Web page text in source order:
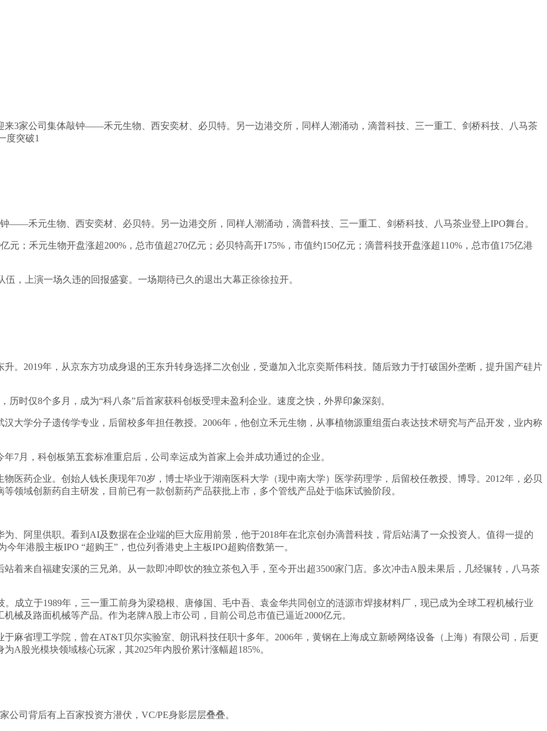
来3家公司集体敲钟——禾元生物、西安奕材、必贝特。另一边港交所，同样人潮涌动，滴普科技、三一重工、剑桥科技、八马茶
度突破1
——禾元生物、西安奕材、必贝特。另一边港交所，同样人潮涌动，滴普科技、三一重工、剑桥科技、八马茶业登上IPO舞台。
元；禾元生物开盘涨超200%，总市值超270亿元；必贝特高开175%，市值约150亿元；滴普科技开盘涨超110%，总市值175亿港
，上演一场久违的回报盛宴。一场期待已久的退出大幕正徐徐拉开。
。2019年，从京东方功成身退的王东升转身选择二次创业，受邀加入北京奕斯伟科技。随后致力于打破国外垄断，提升国产硅片
历时仅8个多月，成为“科八条”后首家获科创板受理未盈利企业。速度之快，外界印象深刻。
大学分子遗传学专业，后留校多年担任教授。2006年，他创立禾元生物，从事植物源重组蛋白表达技术研究与产品开发，业内称
7月，科创板第五套标准重启后，公司幸运成为首家上会并成功通过的企业。
医药企业。创始人钱长庚现年70岁，博士毕业于湖南医科大学（现中南大学）医学药理学，后留校任教授、博导。2012年，必贝
领域创新药自主研发，目前已有一款创新药产品获批上市，多个管线产品处于临床试验阶段。
、阿里供职。看到AI及数据在企业端的巨大应用前景，他于2018年在北京创办滴普科技，背后站满了一众投资人。值得一提的
年港股主板IPO “超购王”，也位列香港史上主板IPO超购倍数第一。
着来自福建安溪的三兄弟。从一款即冲即饮的独立茶包入手，至今开出超3500家门店。多次冲击A股未果后，几经辗转，八马茶
成立于1989年，三一重工前身为梁稳根、唐修国、毛中吾、袁金华共同创立的涟源市焊接材料厂，现已成为全球工程机械行业
械及路面机械等产品。作为老牌A股上市公司，目前公司总市值已逼近2000亿元。
麻省理工学院，曾在AT&T贝尔实验室、朗讯科技任职十多年。2006年，黄钢在上海成立新峤网络设备（上海）有限公司，后更
A股光模块领域核心玩家，其2025年内股价累计涨幅超185%。
司背后有上百家投资方潜伏，VC/PE身影层层叠叠。